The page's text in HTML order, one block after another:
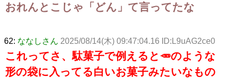
おれんとこじゃ「どん」て言ってたな
62: ななしさん 2025/08/14(木) 09:47:04.16 ID:L9uAG2ce0
これってさ、駄菓子で例えると🥕のような
形の袋に入ってる白いお菓子みたいなもの